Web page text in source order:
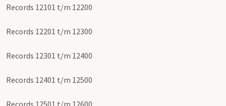
Records 12101 t/m 12200
Records 12201 t/m 12300
Records 12301 t/m 12400
Records 12401 t/m 12500